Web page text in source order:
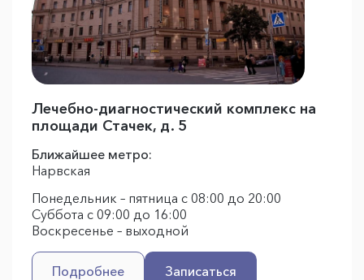
Лечебно-диагностический комплекс на
площади Стачек, д. 5
Ближайшее метро:
Нарвская
Понедельник – пятница с 08:00 до 20:00
Суббота с 09:00 до 16:00
Воскресенье – выходной
Подробнее Записаться